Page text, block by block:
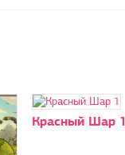
Красный Шар 1